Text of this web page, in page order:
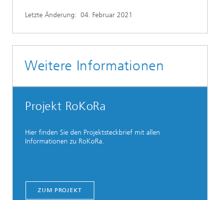
Letzte Änderung: 04. Februar 2021
Weitere Informationen
Projekt RoKoRa
Hier finden Sie den Projektsteckbrief mit allen
Informationen zu RoKoRa.
ZUM PROJEKT